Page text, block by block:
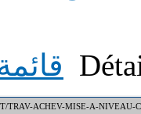
TRAV-ACHEV-MISE-A-NIVEAU-